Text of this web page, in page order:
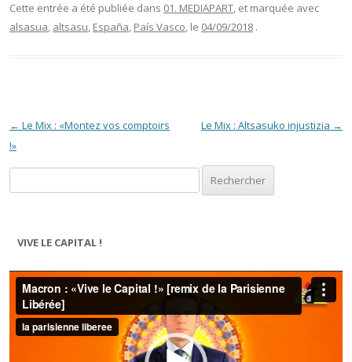
Cette entrée a été publiée dans 01. MEDIAPART, et marquée avec
alsasua, altsasu, España, País Vasco, le 04/09/2018 .
Navigation des articles
← Le Mix : «Montez vos comptoirs
!»
Le Mix : Altsasuko injustizia →
VIVE LE CAPITAL !
Lecteur
vidéo